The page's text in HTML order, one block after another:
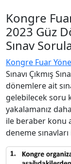
Kongre
2023 Güz
Sınav
Kongre Fuar
Sınavı Çıkmış
dönemlere ait
gelebilecek soru
yakalamanız
ile beraber konu
deneme